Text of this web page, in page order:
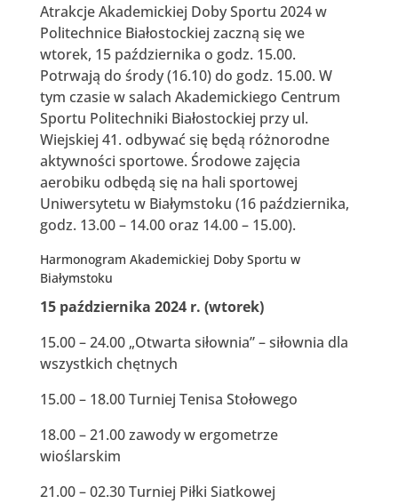
Atrakcje Akademickiej Doby Sportu 2024 w
Politechnice Białostockiej zaczną się we
wtorek, 15 października o godz. 15.00.
Potrwają do środy (16.10) do godz. 15.00. W
tym czasie w salach Akademickiego Centrum
Sportu Politechniki Białostockiej przy ul.
Wiejskiej 41. odbywać się będą różnorodne
aktywności sportowe. Środowe zajęcia
aerobiku odbędą się na hali sportowej
Uniwersytetu w Białymstoku (16 października,
godz. 13.00 – 14.00 oraz 14.00 – 15.00).
Harmonogram Akademickiej Doby Sportu w
Białymstoku
15 października 2024 r. (wtorek)
15.00 – 24.00 „Otwarta siłownia” – siłownia dla
wszystkich chętnych
15.00 – 18.00 Turniej Tenisa Stołowego
18.00 – 21.00 zawody w ergometrze
wioślarskim
21.00 – 02.30 Turniej Piłki Siatkowej